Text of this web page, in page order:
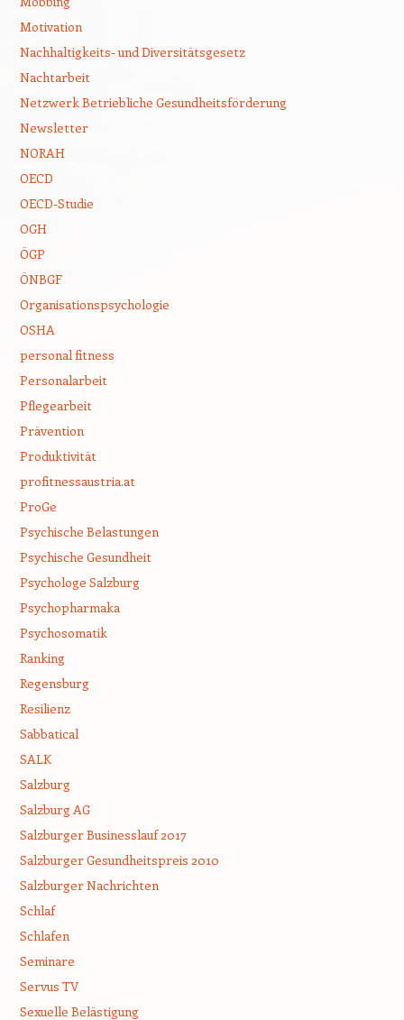
Motivation
Nachhaltigkeits- und Diversitätsgesetz
Nachtarbeit
Netzwerk Betriebliche Gesundheitsförderung
Newsletter
NORAH
OECD
OECD-Studie
OGH
ÖGP
ÖNBGF
Organisationspsychologie
OSHA
personal fitness
Personalarbeit
Pflegearbeit
Prävention
Produktivität
profitnessaustria.at
ProGe
Psychische Belastungen
Psychische Gesundheit
Psychologe Salzburg
Psychopharmaka
Psychosomatik
Ranking
Regensburg
Resilienz
Sabbatical
SALK
Salzburg
Salzburg AG
Salzburger Businesslauf 2017
Salzburger Gesundheitspreis 2010
Salzburger Nachrichten
Schlaf
Schlafen
Seminare
Servus TV
Sexuelle Belästigung